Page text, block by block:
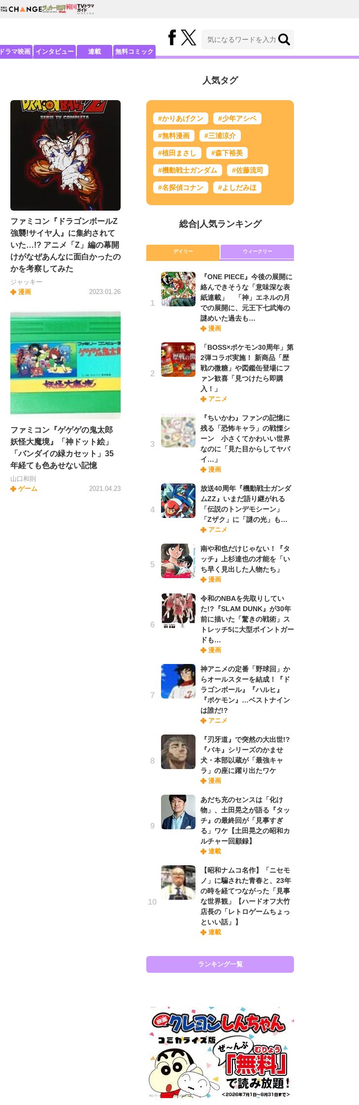
ドラマ映画 インタビュー 連載 無料コミック
ファミコン『ドラゴンボールZ
強襲!サイヤ人』に集約されて
いた…!? アニメ「Z」編の幕開
けがなぜあんなに面白かったの
かを考察してみた
ジャッキー
漫画
2023.01.26
ファミコン『ゲゲゲの鬼太郎
妖怪大魔境』「神ドット絵」
「バンダイの緑カセット」35
年経ても色あせない記憶
山口和則
ゲーム
2021.04.23
人気タグ
#かりあげクン #少年アシベ
#無料漫画 #三浦涼介
#植田まさし #森下裕美
#機動戦士ガンダム #佐藤流司
#名探偵コナン #よしだみほ
総合| 人気ランキング
デイリー ウィークリー
『ONE PIECE』今後の展開に
絡んできそうな「意味深な表
紙連載」 「神」エネルの月
での展開に、元王下七武海の
謎めいた過去も…
漫画
「BOSS×ポケモン30周年」第
2弾コラボ実施！ 新商品「歴
戦の微糖」や図鑑缶登場にフ
ァン歓喜「見つけたら即購
入！」
アニメ
『ちいかわ』ファンの記憶に
残る「恐怖キャラ」の戦慄シ
ーン 小さくてかわいい世界
なのに「見た目からしてヤバ
イ…」
漫画
放送40周年『機動戦士ガンダ
ムZZ』いまだ語り継がれる
「伝説のトンデモシーン」
「Zザク」に「謎の光」も…
アニメ
南や和也だけじゃない！『タ
ッチ』上杉達也の才能を「い
ち早く見出した人物たち」
漫画
令和のNBAを先取りしてい
た!?『SLAM DUNK』が30年
前に描いた「驚きの戦術」ス
トレッチ5に大型ポイントガー
ドも…
漫画
神アニメの定番「野球回」か
らオールスターを結成！『ド
ラゴンボール』『ハルヒ』
『ポケモン』…ベストナイン
は誰だ!?
アニメ
『刃牙道』で突然の大出世!?
『バキ』シリーズのかませ
犬・本部以蔵が「最強キャ
ラ」の座に躍り出たワケ
漫画
あだち充のセンスは「化け
物」、土田晃之が語る『タッ
チ』の最終回が「見事すぎ
る」ワケ【土田晃之の昭和カ
ルチャー回顧録】
連載
【昭和ナムコ名作】「ニセモ
ノ」に騙された青春と、23年
の時を経てつながった「見事
な世界観」【ハードオフ大竹
店長の「レトロゲームちょっ
といい話」】
連載
ランキング一覧